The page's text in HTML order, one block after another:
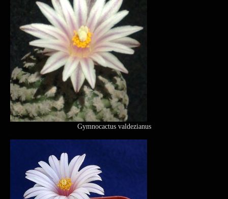
Gymnocactus valdezianus